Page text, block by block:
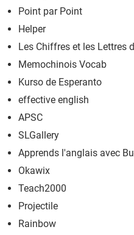
Point par Point
Helper
Les Chiffres et les Lettres
Memochinois Vocab
Kurso de Esperanto
effective english
APSC
SLGallery
Apprends l'anglais avec
Okawix
Teach2000
Projectile
Rainbow